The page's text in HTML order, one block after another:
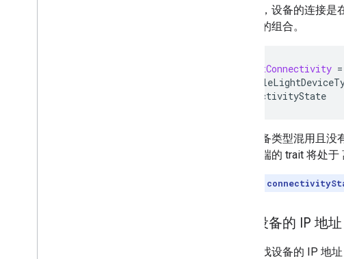
实际上，设备的连接
接状态的组合。
lightConnectivity =
connectivityState
如果设备类型混用且
基于云端的 trait 将处于
获取设备的 IP 地址
如需查找设备的 IP 地